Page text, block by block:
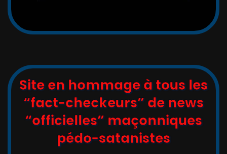
Site en hommage à tous les
“fact-checkeurs” de news
“officielles” maçonniques
pédo-satanistes